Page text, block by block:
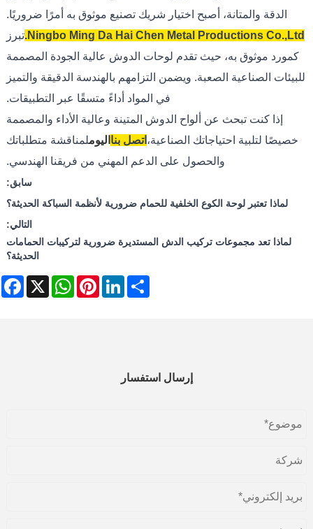
الدقة والمتانة، أصبح اختيار شريك تصنيع موثوق به أمرًا ضروريًا.
Ningbo Ming Da Hai Chen Metal Productions Co.,Ltd. تبرز
كمورد موثوق به، حيث تقدم لوحات الدوش عالية الجودة المصممة
للبيئات الصناعية الصعبة. ويضمن التزامهم بالهندسة الدقيقة والتميز
في المواد أداءً متسقًا عبر التطبيقات.
إذا كنت تبحث عن ألواح الدوش المتينة وعالية الأداء والمصممة
خصيصًا لتلبية احتياجاتك الصناعية، اتصل بنا اليوملمناقشة متطلباتك
والحصول على الدعم المهني من فريقنا الهندسي.
سابق:
لماذا تعتبر لوحة الكوع الخلفية للحمام ضرورية لأنظمة السباكة الحديثة؟
التالي:
لماذا تعد مجموعات تركيب الدش المستديرة ضرورية لتركيبات الحمامات
الحديثة؟
X
WhatsAppPinterestLinkedInShare
إرسال استفسار